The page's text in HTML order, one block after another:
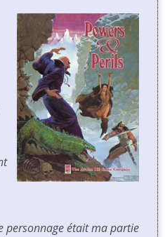
personnage était ma partie